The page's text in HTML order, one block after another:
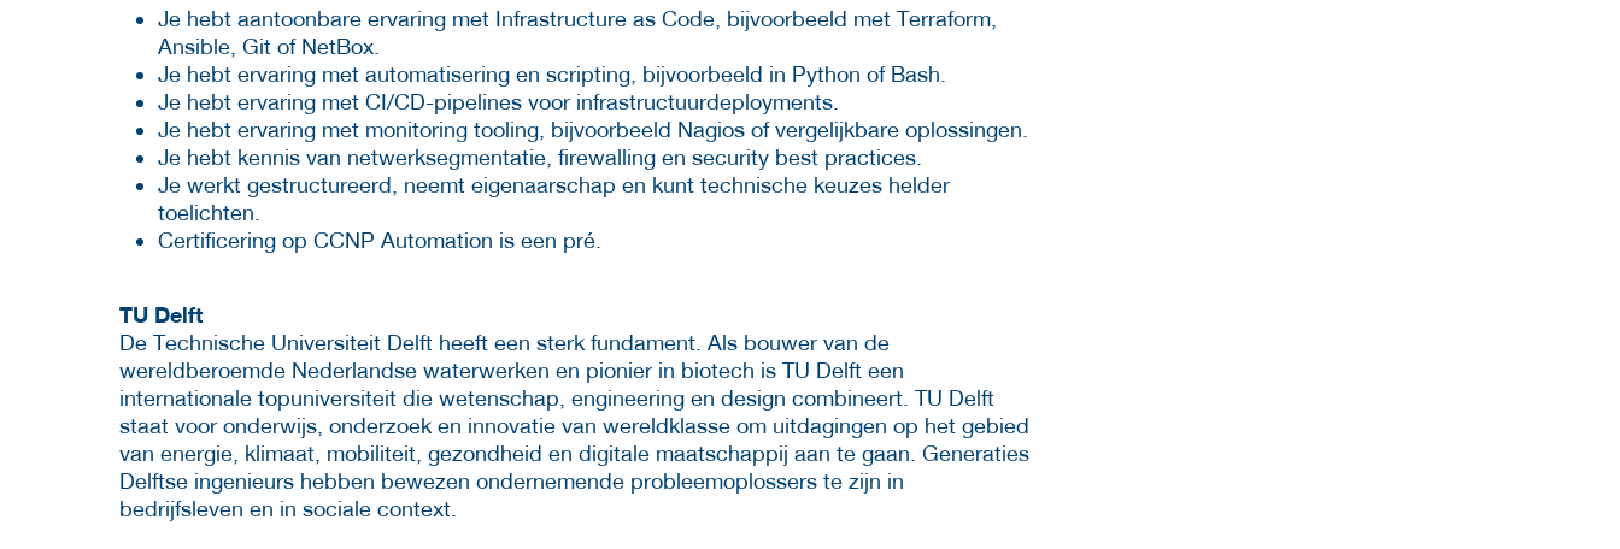
Je hebt aantoonbare ervaring met Infrastructure as Code, bijvoorbeeld met Terraform,
Ansible, Git of NetBox.
Je hebt ervaring met automatisering en scripting, bijvoorbeeld in Python of Bash.
Je hebt ervaring met CI/CD-pipelines voor infrastructuurdeployments.
Je hebt ervaring met monitoring tooling, bijvoorbeeld Nagios of vergelijkbare oplossingen.
Je hebt kennis van netwerksegmentatie, firewalling en security best practices.
Je werkt gestructureerd, neemt eigenaarschap en kunt technische keuzes helder
toelichten.
Certificering op CCNP Automation is een pré.
TU Delft
De Technische Universiteit Delft heeft een sterk fundament. Als bouwer van de
wereldberoemde Nederlandse waterwerken en pionier in biotech is TU Delft een
internationale topuniversiteit die wetenschap, engineering en design combineert. TU Delft
staat voor onderwijs, onderzoek en innovatie van wereldklasse om uitdagingen op het gebied
van energie, klimaat, mobiliteit, gezondheid en digitale maatschappij aan te gaan. Generaties
Delftse ingenieurs hebben bewezen ondernemende probleemoplossers te zijn in
bedrijfsleven en in sociale context.